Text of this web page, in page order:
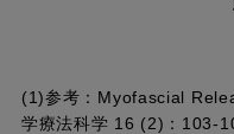
(1)参考： Myofascial
学療法科学 16 (2)：103-